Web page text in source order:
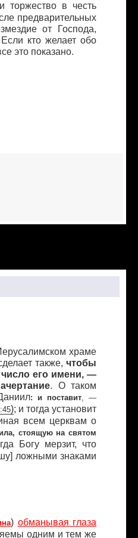
торжество в честь
предварительных
от Господа,
кто желает обо
это показано.
храме
также,чтобы
его имени, —
. О таком
: и поставит , —
); и тогда установит
всем церквам о
стоящую на святом
Богу мерзит, что
ложными знаками
) обманывая глаза
одним и тем же